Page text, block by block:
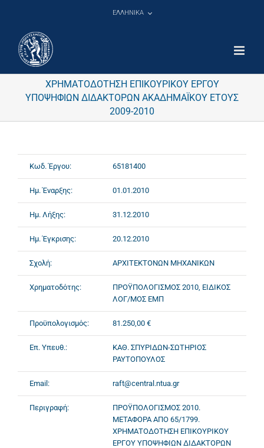
ΕΛΛΗΝΙΚΑ
ΧΡΗΜΑΤΟΔΟΤΗΣΗ ΕΠΙΚΟΥΡΙΚΟΥ ΕΡΓΟΥ
ΥΠΟΨΗΦΙΩΝ ΔΙΔΑΚΤΟΡΩΝ ΑΚΑΔΗΜΑΪΚΟΥ ΕΤΟΥΣ
2009-2010
Κωδ. Έργου: 65181400
Ημ. Έναρξης: 01.01.2010
Ημ. Λήξης: 31.12.2010
Ημ. Έγκρισης: 20.12.2010
Σχολή: ΑΡΧΙΤΕΚΤΟΝΩΝ ΜΗΧΑΝΙΚΩΝ
Χρηματοδότης:
ΠΡΟΫΠΟΛΟΓΙΣΜΟΣ 2010, ΕΙΔΙΚΟΣ
ΛΟΓ/ΜΟΣ ΕΜΠ
Προϋπολογισμός: 81.250,00 €
Επ. Υπευθ.:
ΚΑΘ. ΣΠΥΡΙΔΩΝ-ΣΩΤΗΡΙΟΣ
ΡΑΥΤΟΠΟΥΛΟΣ
Email: raft@central.ntua.gr
Περιγραφή:
ΠΡΟΫΠΟΛΟΓΙΣΜΟΣ 2010.
ΜΕΤΑΦΟΡΑ ΑΠΟ 65/1799.
ΧΡΗΜΑΤΟΔΟΤΗΣΗ ΕΠΙΚΟΥΡΙΚΟΥ
ΕΡΓΟΥ ΥΠΟΨΗΦΙΩΝ ΔΙΔΑΚΤΟΡΩΝ